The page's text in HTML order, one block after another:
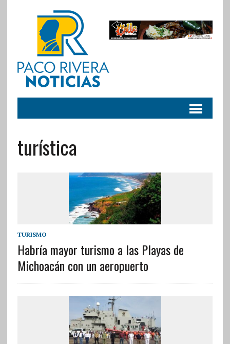
turística
TURISMO
Habría mayor turismo a las Playas de
Michoacán con un aeropuerto